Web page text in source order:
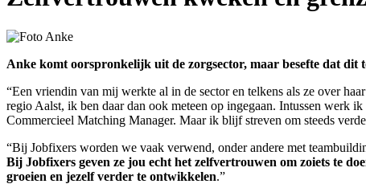
Anke komt oorspronkelijk uit de zorgsector, maar besefte dat dit
“Een vriendin van mij werkte al in de sector en telkens als ze over
regio Aalst, ik ben daar dan ook meteen op ingegaan. Intussen werk
Commercieel Matching Manager. Maar ik blijf streven om steeds
“Bij Jobfixers worden we vaak verwend, onder andere met
Bij Jobfixers geven ze jou echt het zelfvertrouwen om zoiets te
groeien en jezelf verder te ontwikkelen.”